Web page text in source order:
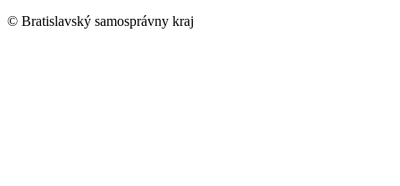
© Bratislavský samosprávny kraj